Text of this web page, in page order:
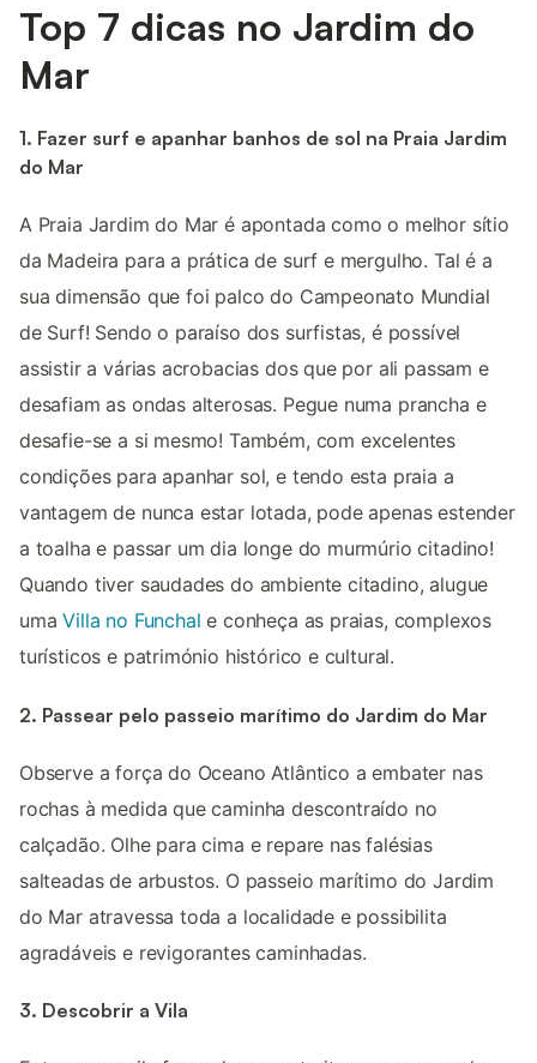
Top 7 dicas no Jardim do
Mar
1. Fazer surf e apanhar banhos de sol na Praia Jardim
do Mar
A Praia Jardim do Mar é apontada como o melhor sítio
da Madeira para a prática de surf e mergulho. Tal é a
sua dimensão que foi palco do Campeonato Mundial
de Surf! Sendo o paraíso dos surfistas, é possível
assistir a várias acrobacias dos que por ali passam e
desafiam as ondas alterosas. Pegue numa prancha e
desafie-se a si mesmo! Também, com excelentes
condições para apanhar sol, e tendo esta praia a
vantagem de nunca estar lotada, pode apenas estender
a toalha e passar um dia longe do murmúrio citadino!
Quando tiver saudades do ambiente citadino, alugue
umaVilla no Funchal e conheça as praias, complexos
turísticos e património histórico e cultural.
2. Passear pelo passeio marítimo do Jardim do Mar
Observe a força do Oceano Atlântico a embater nas
rochas à medida que caminha descontraído no
calçadão. Olhe para cima e repare nas falésias
salteadas de arbustos. O passeio marítimo do Jardim
do Mar atravessa toda a localidade e possibilita
agradáveis e revigorantes caminhadas.
3. Descobrir a Vila